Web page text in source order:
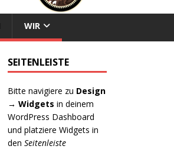
WIR
SEITENLEISTE
Bitte navigiere zu Design
→ Widgets in deinem
WordPress Dashboard
und platziere Widgets in
denSeitenleiste